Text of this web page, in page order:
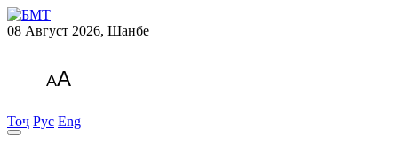
08 Август 2026, Шанбе
AA
Тоҷ Рус Eng